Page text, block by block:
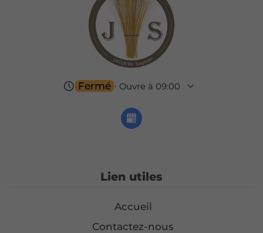
Fermé ⋅ Ouvre à 09:00
Lien utiles
Accueil
Contactez-nous